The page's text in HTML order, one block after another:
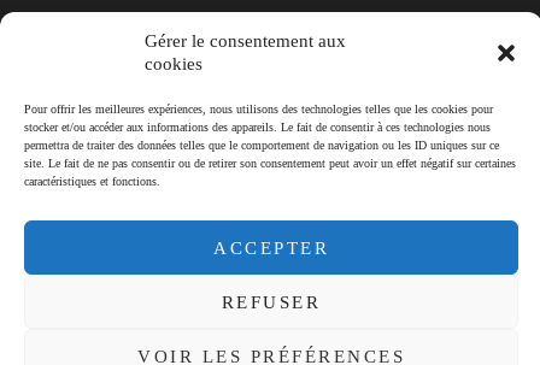
Gérer le consentement aux
cookies
Pour offrir les meilleures expériences, nous utilisons des technologies telles que les cookies pour
stocker et/ou accéder aux informations des appareils. Le fait de consentir à ces technologies nous
permettra de traiter des données telles que le comportement de navigation ou les ID uniques sur ce
site. Le fait de ne pas consentir ou de retirer son consentement peut avoir un effet négatif sur certaines
caractéristiques et fonctions.
ACCEPTER
REFUSER
VOIR LES PRÉFÉRENCES
SHOWROOM
fraville@piscines-spas.fr
03.81.39.70.21